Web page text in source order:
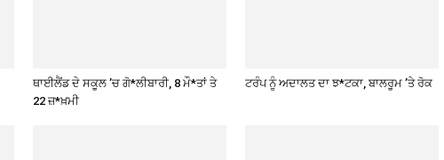
ਥਾਈਲੈਂਡ ਦੇ ਸਕੂਲ ’ਚ ਗੋ*ਲੀਬਾਰੀ, 8 ਮੌ*ਤਾਂ ਤੇ
22 ਜ਼*ਖ਼ਮੀ
ਟਰੰਪ ਨੂੰ ਅਦਾਲਤ ਦਾ ਝ*ਟਕਾ, ਬਾਲਰੂਮ ’ਤੇ ਰੋਕ